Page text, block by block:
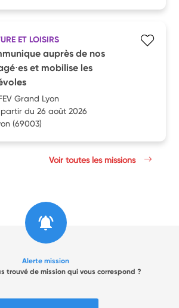
ET LOISIRS
auprès de nos
et mobilise les
Grand Lyon
du 26 août 2026
(69003)
Voir toutes les missions
Alerte mission
trouvé de mission qui vous correspond ?